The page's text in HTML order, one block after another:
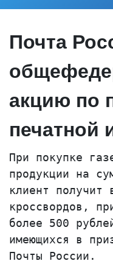
Почта
акцию по
печатной
При покупке
продукции на
клиент получит
кроссвордов,
более 500
имеющихся в
Почты России.